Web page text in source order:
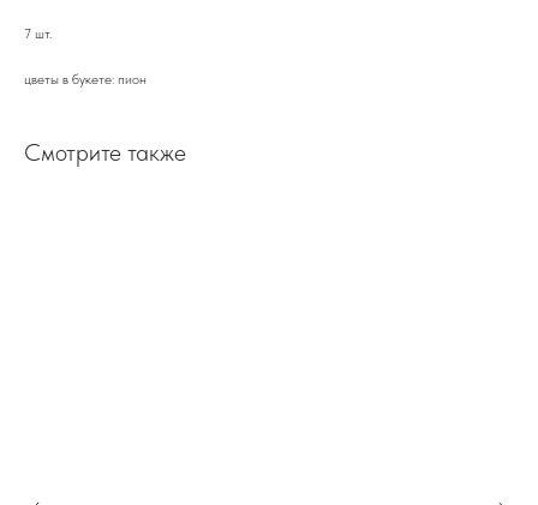
7 шт.
цветы в букете: пион
Смотрите также